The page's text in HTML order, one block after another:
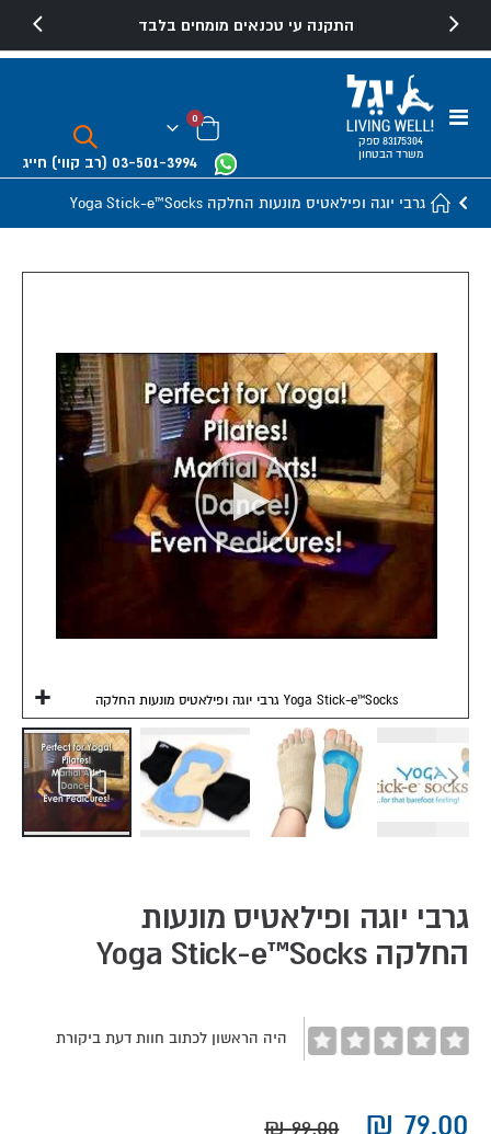
התקנה עי טכנאים מומחים בלבד
Toggle
83175304 ספק
משרד הבטחון
03-501-3994 (רב קווי) חייג
Cart
0פריטים
גרבי יוגה ופילאטיס מונעות החלקה Yoga Stick-e™Socks
גרבי יוגה ופילאטיס מונעות החלקה Yoga Stick-e™Socks
beginning
of
גרבי יוגה ופילאטיס מונעות
החלקה Yoga Stick-e™Socks
היה הראשון לכתוב חוות דעת ביקורת
‏99.00 ₪